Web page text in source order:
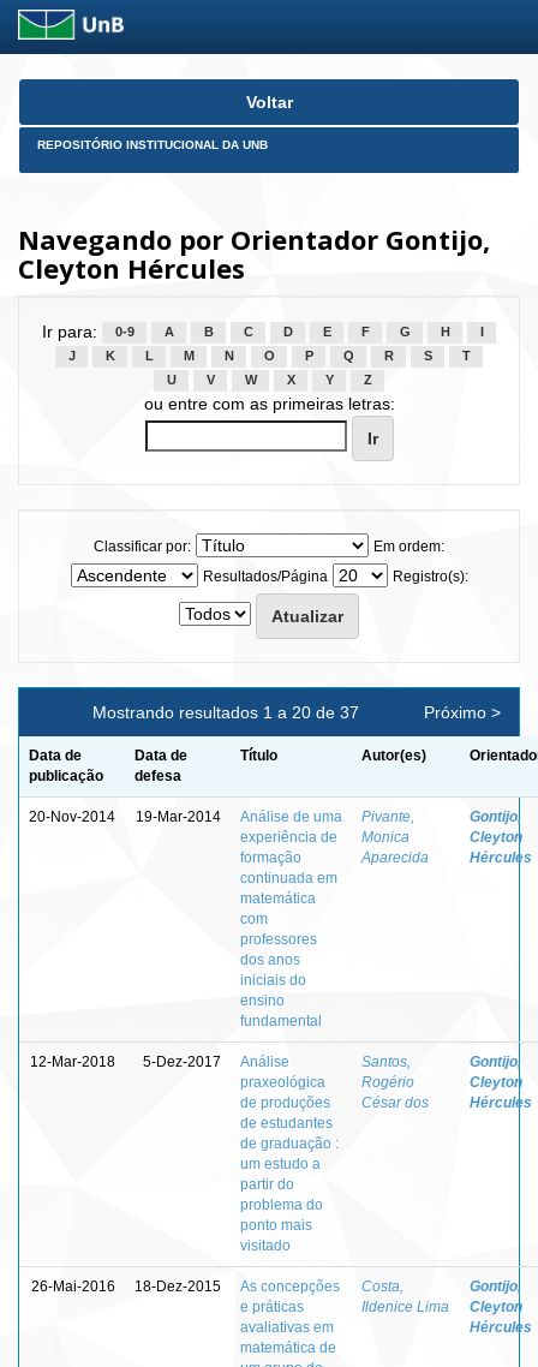
Skip
Voltar
REPOSITÓRIO INSTITUCIONAL DA UNB
Navegando por Orientador Gontijo,
Cleyton Hércules
Ir para: 0-9 A B C D E F G H
J
K L M N O P Q R S
T
U
V W X Y Z
ou entre com as primeiras letras:
Classificar por:
Em ordem:
Resultados/Página
Registro(s):
Mostrando resultados 1 a 20 de 37 Próximo >
Data de
publicação
Data de
defesa
Título Autor(es)
20-Nov-2014 19-Mar-2014
Análise de uma
experiência de
formação
continuada em
matemática
com
professores
dos anos
iniciais do
ensino
fundamental
Pivante,
Monica
Aparecida
Gontijo,
Cleyton
Hércules
12-Mar-2018 5-Dez-2017
Análise
praxeológica
de produções
de estudantes
de graduação :
um estudo a
partir do
problema do
ponto mais
visitado
Santos,
Rogério
César dos
Gontijo,
Cleyton
Hércules
26-Mai-2016 18-Dez-2015
As concepções
e práticas
avaliativas em
matemática de
Costa,
Ildenice Lima
Gontijo,
Cleyton
Hércules